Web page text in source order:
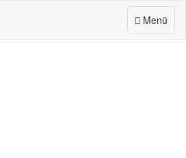
Menü
ausklappen
Menü